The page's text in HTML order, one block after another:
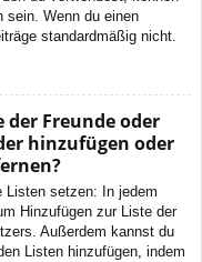
sein. Wenn du einen
standardmäßig nicht.
Freunde oder
hinzufügen oder
Listen setzen: In jedem
Hinzufügen zur Liste der
Außerdem kannst du
Listen hinzufügen, indem